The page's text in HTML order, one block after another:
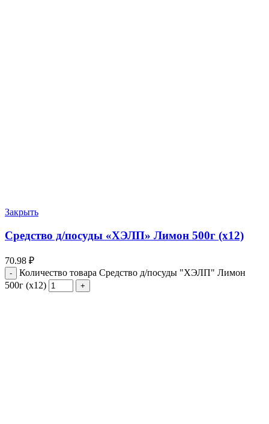
Закрыть
Средство д/посуды «ХЭЛП» Лимон 500г (х12)
70.98 ₽
Количество товара Средство д/посуды "ХЭЛП" Лимон
500г (х12)